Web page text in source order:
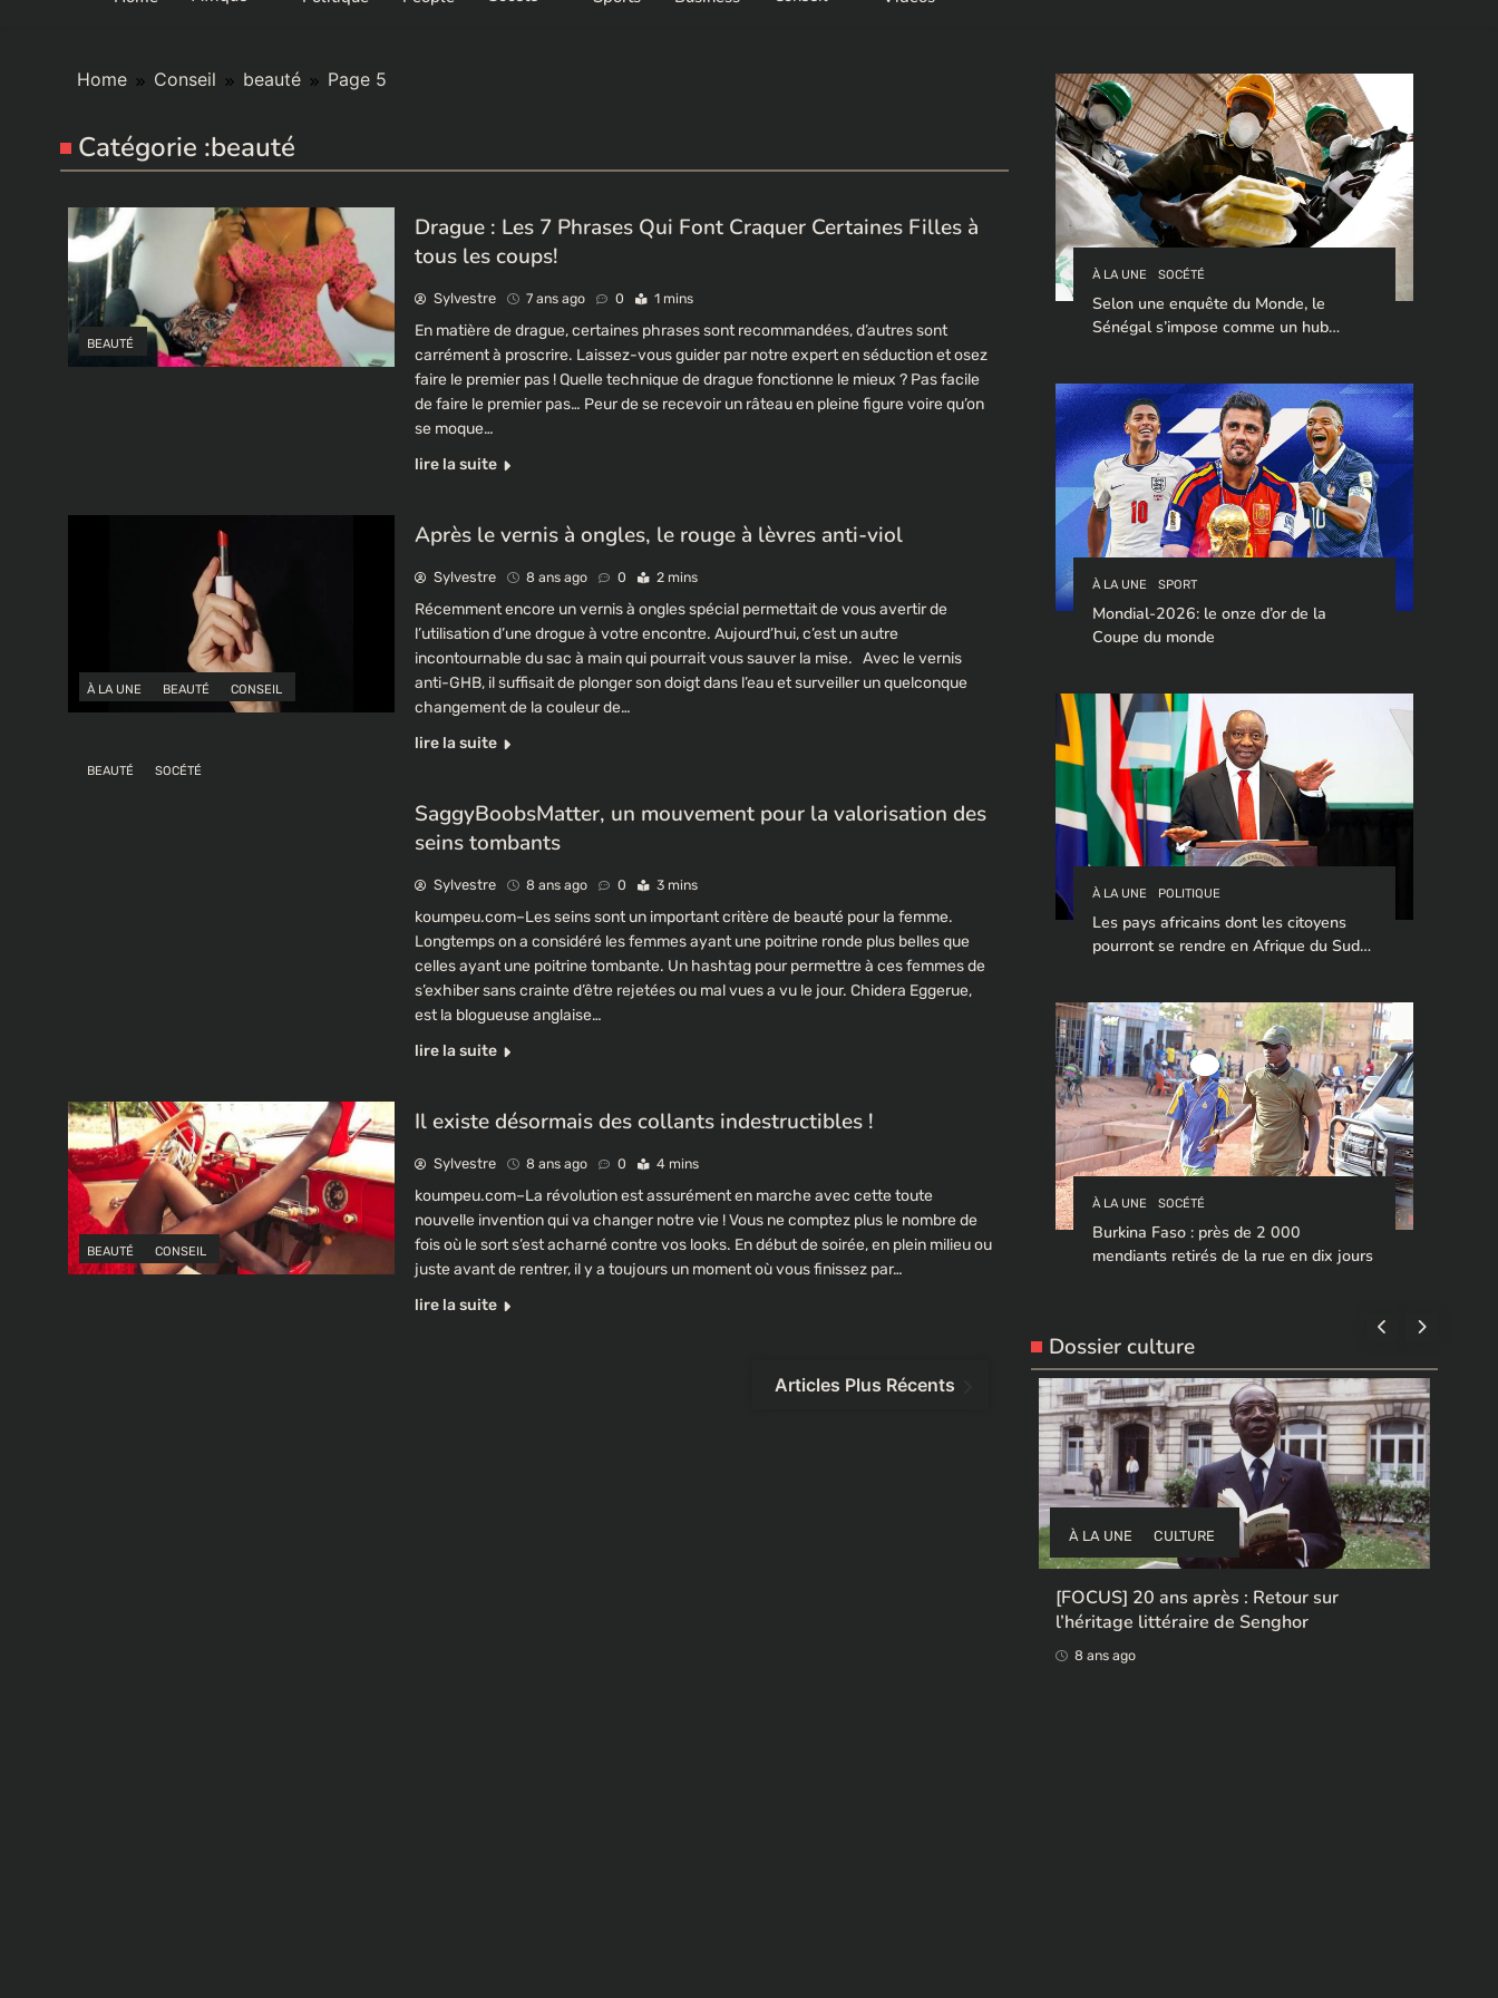
Home Conseil beauté Page 5
Catégorie :beauté
BEAUTÉ
Drague : Les 7 Phrases Qui Font Craquer Certaines Filles à
tous les coups!
Sylvestre 7 ans ago 0 1 mins
En matière de drague, certaines phrases sont recommandées, d’autres sont
carrément à proscrire. Laissez-vous guider par notre expert en séduction et osez
faire le premier pas ! Quelle technique de drague fonctionne le mieux ? Pas facile
de faire le premier pas… Peur de se recevoir un râteau en pleine figure voire qu’on
se moque…
lire la suite
À LA UNE BEAUTÉ CONSEIL
Après le vernis à ongles, le rouge à lèvres anti-viol
Sylvestre 8 ans ago 0 2 mins
Récemment encore un vernis à ongles spécial permettait de vous avertir de
l’utilisation d’une drogue à votre encontre. Aujourd’hui, c’est un autre
incontournable du sac à main qui pourrait vous sauver la mise. Avec le vernis
anti-GHB, il suffisait de plonger son doigt dans l’eau et surveiller un quelconque
changement de la couleur de…
lire la suite
BEAUTÉ SOCÉTÉ
SaggyBoobsMatter, un mouvement pour la valorisation des
seins tombants
Sylvestre 8 ans ago 0 3 mins
koumpeu.com–Les seins sont un important critère de beauté pour la femme.
Longtemps on a considéré les femmes ayant une poitrine ronde plus belles que
celles ayant une poitrine tombante. Un hashtag pour permettre à ces femmes de
s’exhiber sans crainte d’être rejetées ou mal vues a vu le jour. Chidera Eggerue,
est la blogueuse anglaise…
lire la suite
BEAUTÉ CONSEIL
Il existe désormais des collants indestructibles !
Sylvestre 8 ans ago 0 4 mins
koumpeu.com–La révolution est assurément en marche avec cette toute
nouvelle invention qui va changer notre vie ! Vous ne comptez plus le nombre de
fois où le sort s’est acharné contre vos looks. En début de soirée, en plein milieu ou
juste avant de rentrer, il y a toujours un moment où vous finissez par…
lire la suite
Articles Plus Récents
À LA UNE SOCÉTÉ
Selon une enquête du Monde, le
Sénégal s’impose comme un hub
À LA UNE SPORT
Mondial-2026: le onze d’or de la
Coupe du monde
À LA UNE POLITIQUE
Les pays africains dont les citoyens
pourront se rendre en Afrique du Sud
À LA UNE SOCÉTÉ
Burkina Faso : près de 2 000
mendiants retirés de la rue en dix jours
Dossier culture
À LA UNE CULTURE
[FOCUS] 20 ans après : Retour sur
l’héritage littéraire de Senghor
8 ans ago